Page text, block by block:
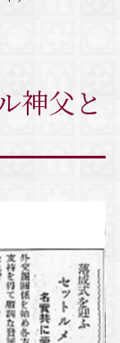
神父と